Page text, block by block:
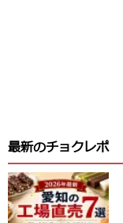
最新のチョクレポ